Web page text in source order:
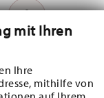
mit Ihren
Ihre
mithilfe von